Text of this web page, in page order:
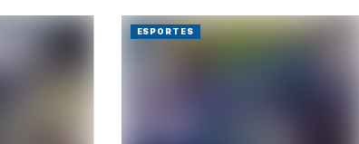
ESPORTES